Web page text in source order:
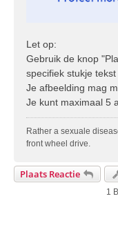
Let op:
Gebruik de knop
specifiek stukje tekst
Je afbeelding mag
Je kunt maximaal 5
Rather a sexuale
front wheel drive.
Plaats Reactie
1